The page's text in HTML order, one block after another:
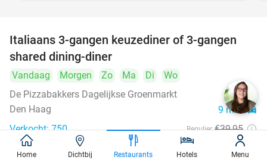
50%
Italiaans 3-gangen keuzediner of 3-gangen
shared dining-diner
Vandaag Morgen Zo Ma Di
Wo
De Pizzabakkers Dagelijkse Groenmarkt
8.6star
Den Haag 9 min.directions_car
Verkocht: 750 Regulier €39,95
€19
Home Dichtbij Restaurants Hotels Menu